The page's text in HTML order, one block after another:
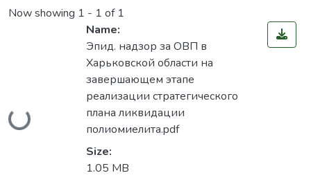
Now showing 1 - 1 of 1
Loading...
Name:
Эпид. надзор за ОВП в
Харьковской области на
завершающем этапе
реализации стратегического
плана ликвидации
полиомиелита.pdf
Size:
1.05 MB